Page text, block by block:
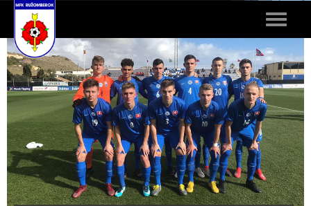
Toggle